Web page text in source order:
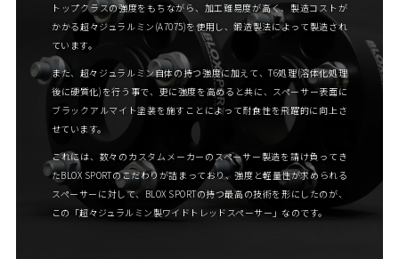
トップクラスの強度をもちながら、加工難易度が高く、製造コストが
かかる超々ジュラルミン(A7075)を使用し、鍛造製法によって製造され
ています。
また、超々ジュラルミン自体の持つ強度に加えて、T6処理(溶体化処理
後に硬質化)を行う事で、更に強度を高めると共に、スペーサー表面に
ブラックアルマイト塗装を施すことによって耐食性を飛躍的に向上さ
せています。
これには、数々のカスタムメーカーのスペーサー製造を請け負ってき
たBLOX SPORTのこだわりが詰まっており、強度と軽量性が求められる
スペーサーに対して、BLOX SPORTの持つ最高の技術を形にしたのが、
この「超々ジュラルミン製ワイドトレッドスペーサー」なのです。